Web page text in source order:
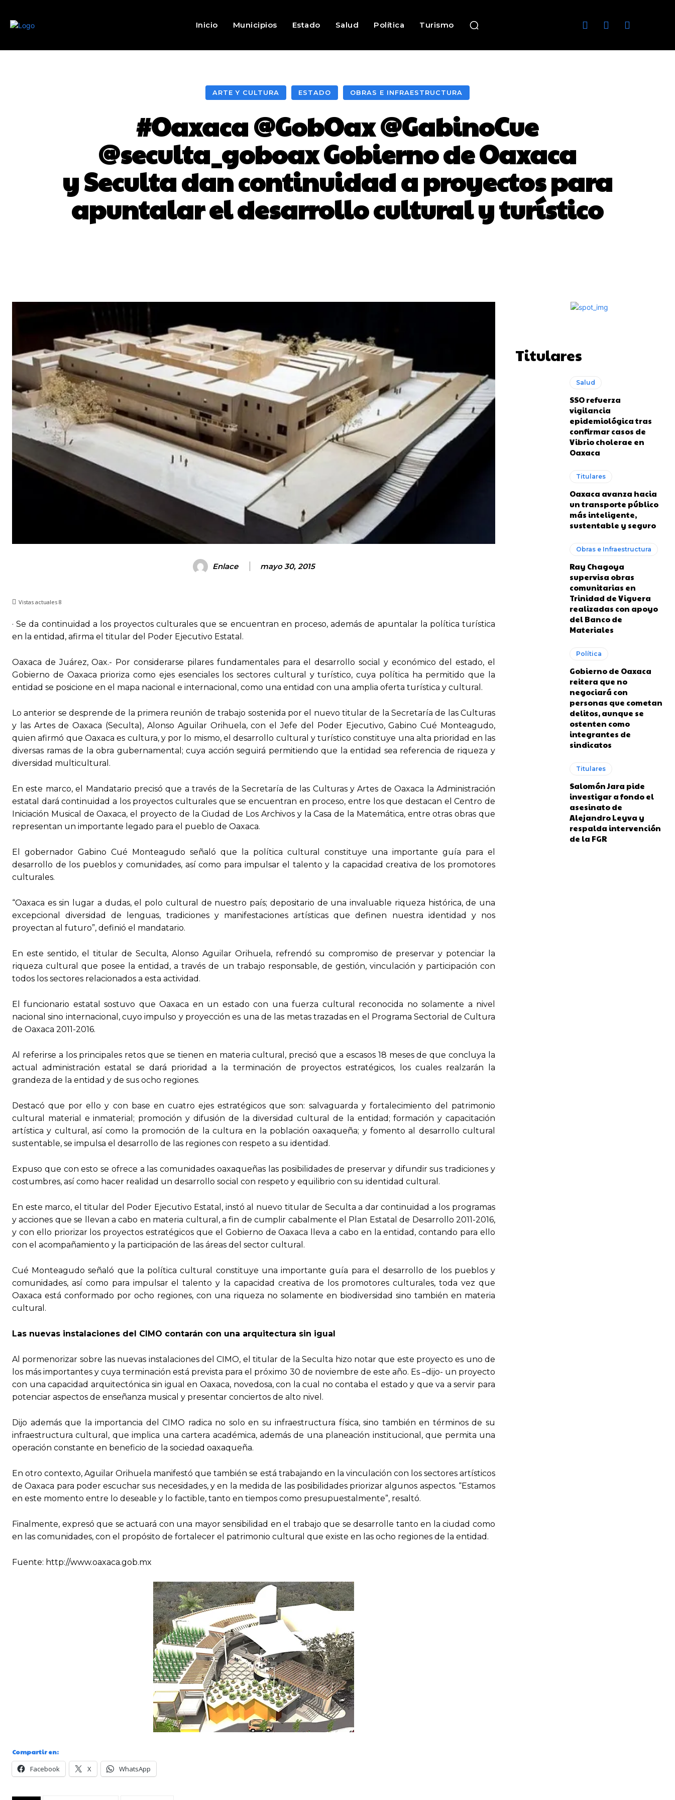
Inicio Municipios Estado Salud Política Turismo
ARTE Y CULTURA ESTADO OBRAS E INFRAESTRUCTURA
#Oaxaca @GobOax @GabinoCue
@seculta_goboax Gobierno de Oaxaca
y Seculta dan continuidad a proyectos para
apuntalar el desarrollo cultural y turístico
Enlace mayo 30, 2015
Vistas actuales 8
· Se da continuidad a los proyectos culturales que se encuentran en proceso, además de apuntalar la política turística
en la entidad, afirma el titular del Poder Ejecutivo Estatal.
Oaxaca de Juárez, Oax.- Por considerarse pilares fundamentales para el desarrollo social y económico del estado, el
Gobierno de Oaxaca prioriza como ejes esenciales los sectores cultural y turístico, cuya política ha permitido que la
entidad se posicione en el mapa nacional e internacional, como una entidad con una amplia oferta turística y cultural.
Lo anterior se desprende de la primera reunión de trabajo sostenida por el nuevo titular de la Secretaría de las Culturas
y las Artes de Oaxaca (Seculta), Alonso Aguilar Orihuela, con el Jefe del Poder Ejecutivo, Gabino Cué Monteagudo,
quien afirmó que Oaxaca es cultura, y por lo mismo, el desarrollo cultural y turístico constituye una alta prioridad en las
diversas ramas de la obra gubernamental; cuya acción seguirá permitiendo que la entidad sea referencia de riqueza y
diversidad multicultural.
En este marco, el Mandatario precisó que a través de la Secretaría de las Culturas y Artes de Oaxaca la Administración
estatal dará continuidad a los proyectos culturales que se encuentran en proceso, entre los que destacan el Centro de
Iniciación Musical de Oaxaca, el proyecto de la Ciudad de Los Archivos y la Casa de la Matemática, entre otras obras que
representan un importante legado para el pueblo de Oaxaca.
El gobernador Gabino Cué Monteagudo señaló que la política cultural constituye una importante guía para el
desarrollo de los pueblos y comunidades, así como para impulsar el talento y la capacidad creativa de los promotores
culturales.
“Oaxaca es sin lugar a dudas, el polo cultural de nuestro país; depositario de una invaluable riqueza histórica, de una
excepcional diversidad de lenguas, tradiciones y manifestaciones artísticas que definen nuestra identidad y nos
proyectan al futuro”, definió el mandatario.
En este sentido, el titular de Seculta, Alonso Aguilar Orihuela, refrendó su compromiso de preservar y potenciar la
riqueza cultural que posee la entidad, a través de un trabajo responsable, de gestión, vinculación y participación con
todos los sectores relacionados a esta actividad.
El funcionario estatal sostuvo que Oaxaca en un estado con una fuerza cultural reconocida no solamente a nivel
nacional sino internacional, cuyo impulso y proyección es una de las metas trazadas en el Programa Sectorial de Cultura
de Oaxaca 2011-2016.
Al referirse a los principales retos que se tienen en materia cultural, precisó que a escasos 18 meses de que concluya la
actual administración estatal se dará prioridad a la terminación de proyectos estratégicos, los cuales realzarán la
grandeza de la entidad y de sus ocho regiones.
Destacó que por ello y con base en cuatro ejes estratégicos que son: salvaguarda y fortalecimiento del patrimonio
cultural material e inmaterial; promoción y difusión de la diversidad cultural de la entidad; formación y capacitación
artística y cultural, así como la promoción de la cultura en la población oaxaqueña; y fomento al desarrollo cultural
sustentable, se impulsa el desarrollo de las regiones con respeto a su identidad.
Expuso que con esto se ofrece a las comunidades oaxaqueñas las posibilidades de preservar y difundir sus tradiciones y
costumbres, así como hacer realidad un desarrollo social con respeto y equilibrio con su identidad cultural.
En este marco, el titular del Poder Ejecutivo Estatal, instó al nuevo titular de Seculta a dar continuidad a los programas
y acciones que se llevan a cabo en materia cultural, a fin de cumplir cabalmente el Plan Estatal de Desarrollo 2011-2016,
y con ello priorizar los proyectos estratégicos que el Gobierno de Oaxaca lleva a cabo en la entidad, contando para ello
con el acompañamiento y la participación de las áreas del sector cultural.
Cué Monteagudo señaló que la política cultural constituye una importante guía para el desarrollo de los pueblos y
comunidades, así como para impulsar el talento y la capacidad creativa de los promotores culturales, toda vez que
Oaxaca está conformado por ocho regiones, con una riqueza no solamente en biodiversidad sino también en materia
cultural.
Las nuevas instalaciones del CIMO contarán con una arquitectura sin igual
Al pormenorizar sobre las nuevas instalaciones del CIMO, el titular de la Seculta hizo notar que este proyecto es uno de
los más importantes y cuya terminación está prevista para el próximo 30 de noviembre de este año. Es –dijo- un proyecto
con una capacidad arquitectónica sin igual en Oaxaca, novedosa, con la cual no contaba el estado y que va a servir para
potenciar aspectos de enseñanza musical y presentar conciertos de alto nivel.
Dijo además que la importancia del CIMO radica no solo en su infraestructura física, sino también en términos de su
infraestructura cultural, que implica una cartera académica, además de una planeación institucional, que permita una
operación constante en beneficio de la sociedad oaxaqueña.
En otro contexto, Aguilar Orihuela manifestó que también se está trabajando en la vinculación con los sectores artísticos
de Oaxaca para poder escuchar sus necesidades, y en la medida de las posibilidades priorizar algunos aspectos. “Estamos
en este momento entre lo deseable y lo factible, tanto en tiempos como presupuestalmente”, resaltó.
Finalmente, expresó que se actuará con una mayor sensibilidad en el trabajo que se desarrolle tanto en la ciudad como
en las comunidades, con el propósito de fortalecer el patrimonio cultural que existe en las ocho regiones de la entidad.
Fuente: http://www.oaxaca.gob.mx
Compartir en:
Facebook X WhatsApp
Titulares
Salud
SSO refuerza
vigilancia
epidemiológica tras
confirmar casos de
Vibrio cholerae en
Oaxaca
Titulares
Oaxaca avanza hacia
un transporte público
más inteligente,
sustentable y seguro
Obras e Infraestructura
Ray Chagoya
supervisa obras
comunitarias en
Trinidad de Viguera
realizadas con apoyo
del Banco de
Materiales
Política
Gobierno de Oaxaca
reitera que no
negociará con
personas que cometan
delitos, aunque se
ostenten como
integrantes de
sindicatos
Titulares
Salomón Jara pide
investigar a fondo el
asesinato de
Alejandro Leyva y
respalda intervención
de la FGR